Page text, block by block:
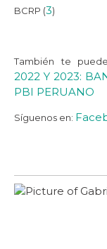
BCRP (3)
También te
2022 Y 2023:
PBI PERUANO
Síguenos en: